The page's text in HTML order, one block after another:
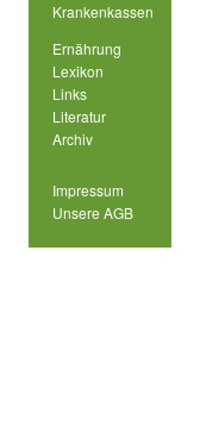
Krankenkassen
Ernährung
Lexikon
Links
Literatur
Archiv
Impressum
Unsere AGB